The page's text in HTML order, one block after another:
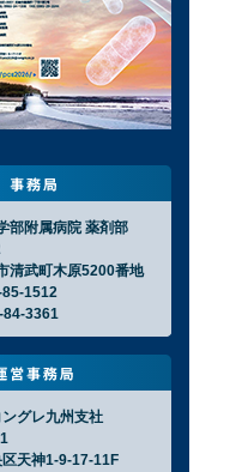
部附属病院 薬剤部
清武町木原5200番地
1512
84-3361
ングレ九州支社
天神1-9-17-11F